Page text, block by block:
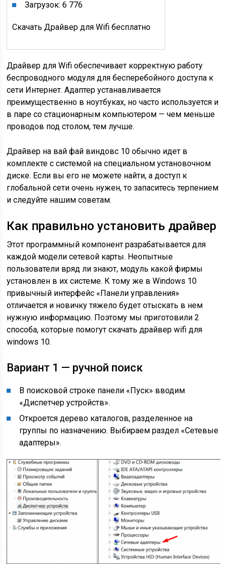
Загрузок: 6 776
Скачать Драйвер для Wifi бесплатно
Драйвер для Wifi обеспечивает корректную работу
беспроводного модуля для бесперебойного доступа к
сети Интернет. Адаптер устанавливается
преимущественно в ноутбуках, но часто используется и
в паре со стационарным компьютером — чем меньше
проводов под столом, тем лучше.
Драйвер на вай фай виндовс 10 обычно идет в
комплекте с системой на специальном установочном
диске. Если вы его не можете найти, а доступ к
глобальной сети очень нужен, то запаситесь терпением
и следуйте нашим советам.
Как правильно установить драйвер
Этот программный компонент разрабатывается для
каждой модели сетевой карты. Неопытные
пользователи вряд ли знают, модуль какой фирмы
установлен в их системе. К тому же в Windows 10
привычный интерфейс «Панели управления»
отличается и новичку тяжело будет отыскать в нем
нужную информацию. Поэтому мы приготовили 2
способа, которые помогут скачать драйвер wifi для
windows 10.
Вариант 1 — ручной поиск
В поисковой строке панели «Пуск» вводим
«Диспетчер устройств».
Откроется дерево каталогов, разделенное на
группы по назначению. Выбираем раздел «Сетевые
адаптеры».